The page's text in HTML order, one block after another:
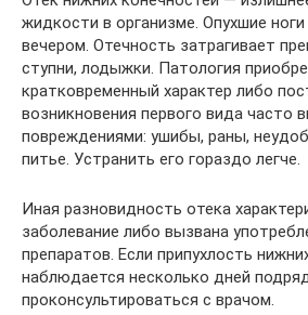
жидкости в организме. Опухшие
вечером. Отечность затрагивает
ступни, лодыжки. Патология
кратковременный характер либо
возникновения первого вида часто
повреждениями: ушибы, раны,
питье. Устранить его гораздо легче.
Иная разновидность отека
заболевание либо вызвана
препаратов. Если припухлость
наблюдается несколько дней
проконсультироваться с врачом.